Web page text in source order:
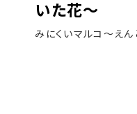
いた花～
みにくいマルコ～え